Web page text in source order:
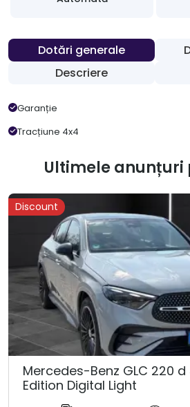
Dotări generale
Descriere
Garanție
Tracțiune 4x4
Ultimele
Discount
Mercedes-Benz GLC 220 d
Edition Digital Light